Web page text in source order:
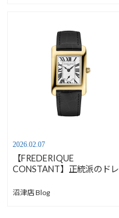
2026.02.07
【FREDERIQUE
CONSTANT】正統派のドレ
レ スモールセコンド【安心
沼津店 Blog